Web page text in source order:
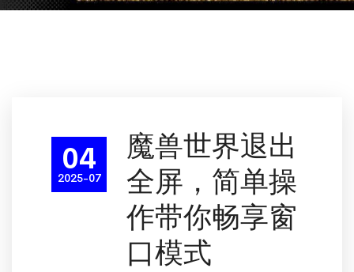
04
2025-07
魔兽世界退出
全屏，简单操
作带你畅享窗
口模式